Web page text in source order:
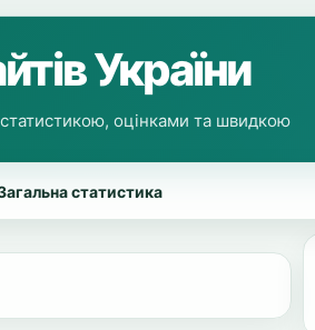
України
оцінками та швидкою
статистика